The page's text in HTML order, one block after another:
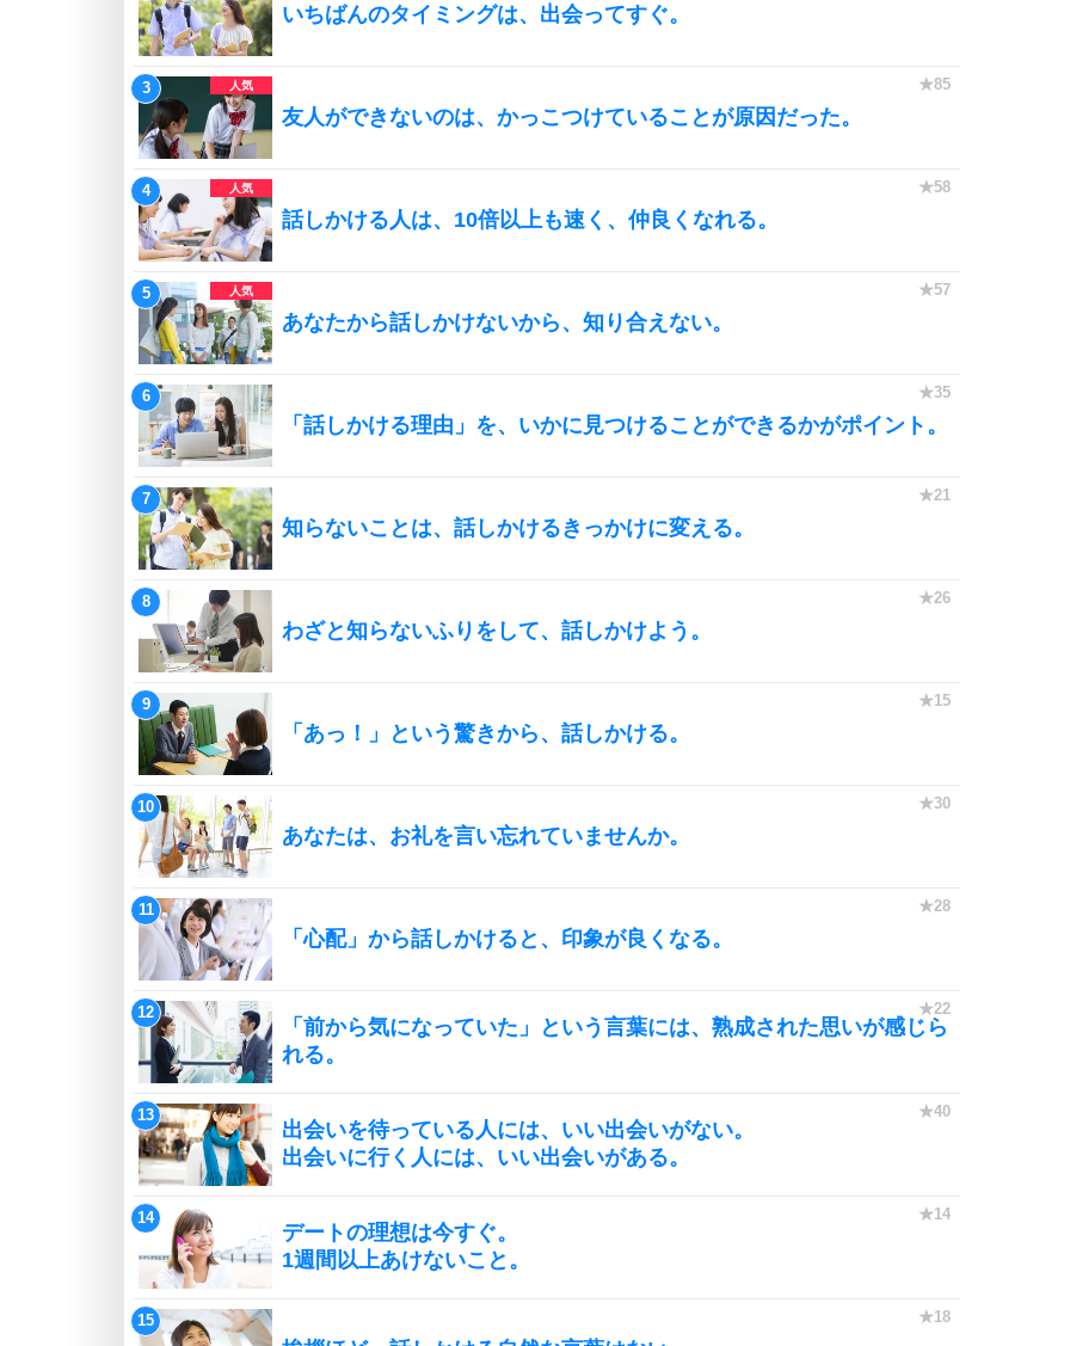
いちばんのタイミングは、出会ってすぐ。
友人ができないのは、かっこつけていることが原因だった。
話しかける人は、10倍以上も速く、仲良くなれる。
あなたから話しかけないから、知り合えない。
「話しかける理由」を、いかに見つけることができるかがポイント。
知らないことは、話しかけるきっかけに変える。
わざと知らないふりをして、話しかけよう。
「あっ！」という驚きから、話しかける。
あなたは、お礼を言い忘れていませんか。
「心配」から話しかけると、印象が良くなる。
「前から気になっていた」という言葉には、熟成された思いが感じら
れる。
出会いを待っている人には、いい出会いがない。
出会いに行く人には、いい出会いがある。
デートの理想は今すぐ。
1週間以上あけないこと。